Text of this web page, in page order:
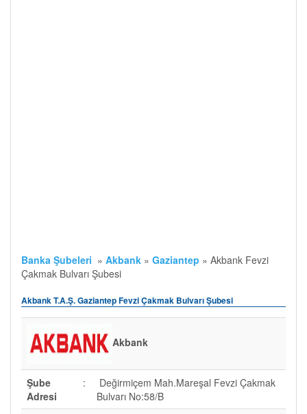
Banka Şubeleri » Akbank » Gaziantep » Akbank Fevzi
Çakmak Bulvarı Şubesi
Akbank T.A.Ş. Gaziantep Fevzi Çakmak Bulvarı Şubesi
Akbank
Şube
Adresi
:
Değirmiçem Mah.Mareşal Fevzi Çakmak
Bulvarı No:58/B